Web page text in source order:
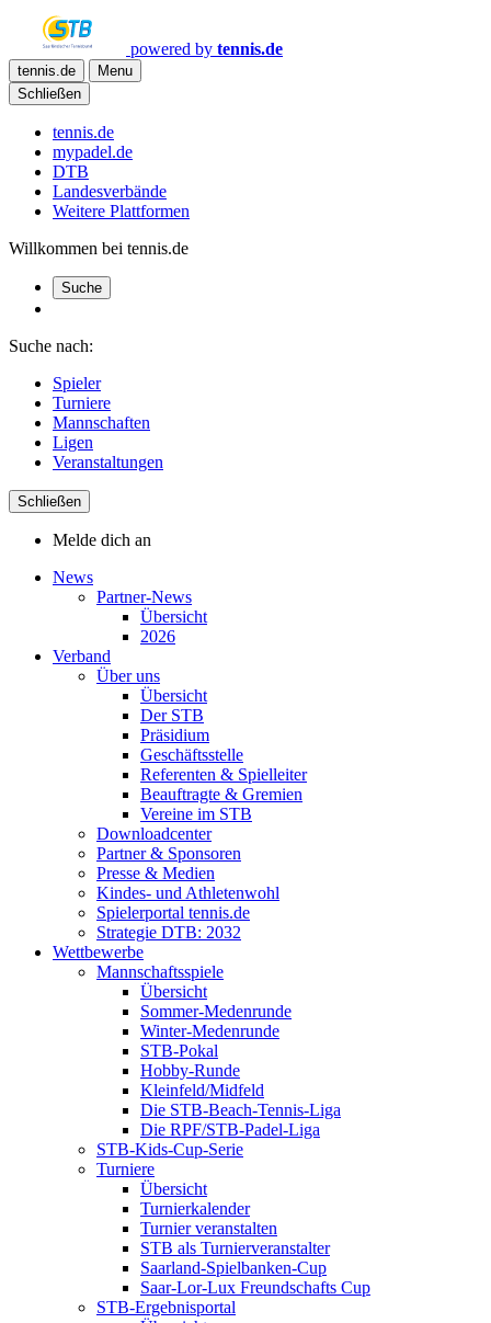
powered by tennis.de
tennis.de
Menu
Schließen
tennis.de
mypadel.de
DTB
Landesverbände
Weitere Plattformen
Willkommen bei tennis.de
Suche
Suche nach:
Spieler
Turniere
Mannschaften
Ligen
Veranstaltungen
Schließen
Melde dich an
News
Partner-News
Übersicht
2026
Verband
Über uns
Übersicht
Der STB
Präsidium
Geschäftsstelle
Referenten & Spielleiter
Beauftragte & Gremien
Vereine im STB
Downloadcenter
Partner & Sponsoren
Presse & Medien
Kindes- und Athletenwohl
Spielerportal tennis.de
Strategie DTB: 2032
Wettbewerbe
Mannschaftsspiele
Übersicht
Sommer-Medenrunde
Winter-Medenrunde
STB-Pokal
Hobby-Runde
Kleinfeld/Midfeld
Die STB-Beach-Tennis-Liga
Die RPF/STB-Padel-Liga
STB-Kids-Cup-Serie
Turniere
Übersicht
Turnierkalender
Turnier veranstalten
STB als Turnierveranstalter
Saarland-Spielbanken-Cup
Saar-Lor-Lux Freundschafts Cup
STB-Ergebnisportal